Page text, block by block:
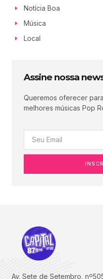
Notícia Boa
Música
Local
Assine nossa
Queremos oferecer
melhores músicas Pop
Av. Sete de Setembro,